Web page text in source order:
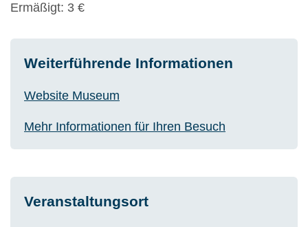
Ermäßigt: 3 €
Weiterführende Informationen
Website Museum
Mehr Informationen für Ihren Besuch
Veranstaltungsort